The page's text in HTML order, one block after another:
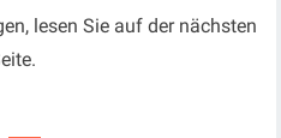
lesen Sie auf der nächsten